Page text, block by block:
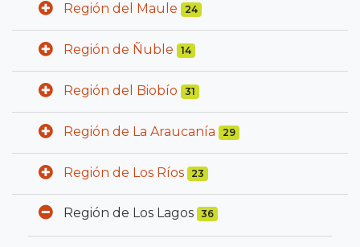
Región del Maule 24
Región de Ñuble 14
Región del Biobío 31
Región de La Araucanía 29
Región de Los Ríos 23
Región de Los Lagos 36